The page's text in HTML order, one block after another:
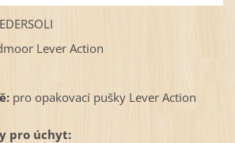
Lever Action
pro opakovací pušky Lever Action
pro úchyt: